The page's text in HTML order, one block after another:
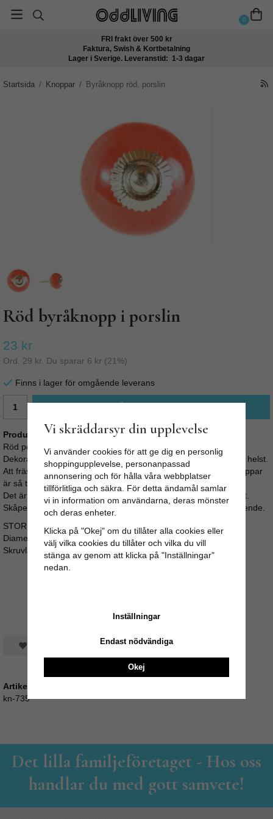
0
FRI frakt över 500 kr
Faktura, Swish & Kortbetalning
Lager i Sverige. Leveranstid: 1-3 dagar
Startsida / Knoppar / Byråknopp röd, porslin
Röd byråknopp i porslin
23 kr
Ord. 29 kr . Du sparar 6 kr (21 %)
Finns i lager för omgående leverans
Produktbeskrivning:
Röd porslinsknopp för byrån eller skåpluckan.
Dekorativ till både byrån, köksinredningen eller vilket skåp som helst.
Att fräsha upp sin byrå, köksluckor eller garderob med nya knoppar
är så tacksamt.
Det är enkelt, går fort, är billigt och ger oftast ett snyggt resultat.
Skåpet eller byrån får en personlig prägel och ett helt nytt utseende.
STORLEK:
Diameter: 4cm
Skruvlängd ca 4cm (M4)
Spara som favorit
Artikelnummer:
kn-735
Det lilla familjeföretaget - Hos oss
handlar du med gott samvete!
Vi skräddarsyr din upplevelse
Vi använder cookies för att ge dig en personlig
shoppingupplevelse, personanpassad
annonsering och för hålla våra webbplatser
tillförlitliga och säkra. För detta ändamål samlar
vi in information om användarna, deras mönster
och deras enheter.
Klicka på "Okej" om du tillåter alla cookies eller
välj vilka cookies du tillåter och vilka du vill
stänga av genom att klicka på "Inställningar"
nedan.
Inställningar
Endast nödvändiga
Okej